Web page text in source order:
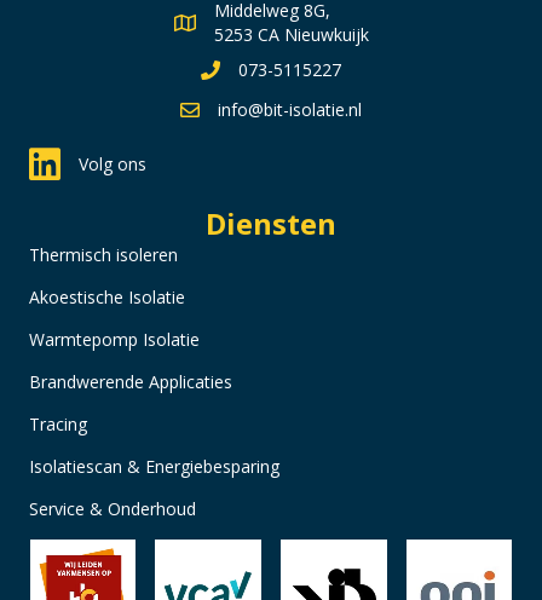
Middelweg 8G,
5253 CA Nieuwkuijk
073-5115227
info@bit-isolatie.nl
Volg ons
Diensten
Thermisch isoleren
Akoestische Isolatie
Warmtepomp Isolatie
Brandwerende Applicaties
Tracing
Isolatiescan & Energiebesparing
Service & Onderhoud